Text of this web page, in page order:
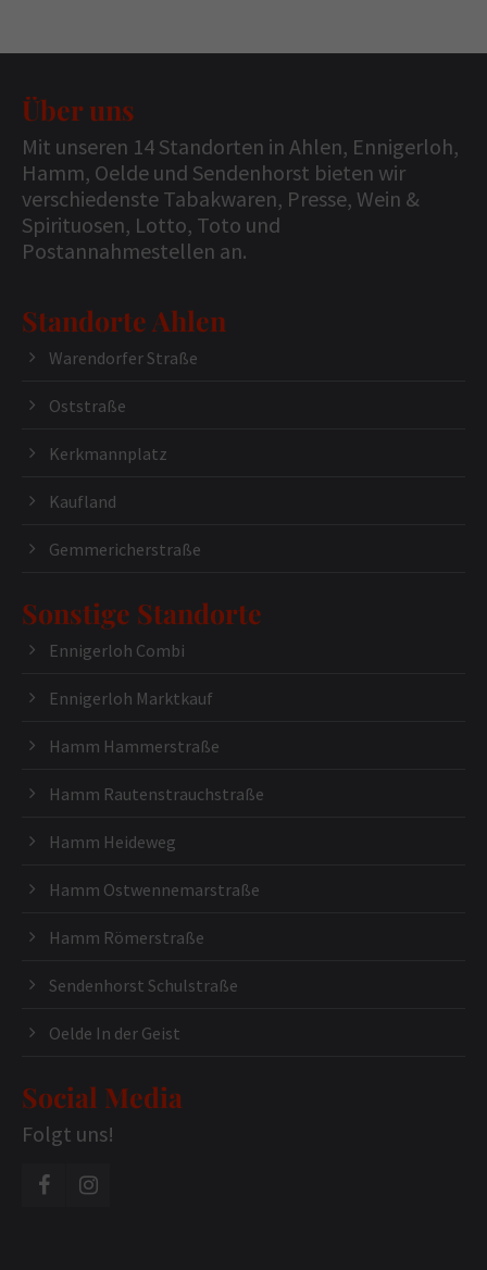
Über uns
Mit unseren 14 Standorten in Ahlen, Ennigerloh,
Hamm, Oelde und Sendenhorst bieten wir
verschiedenste Tabakwaren, Presse, Wein &
Spirituosen, Lotto, Toto und
Postannahmestellen an.
Standorte Ahlen
Warendorfer Straße
Oststraße
Kerkmannplatz
Kaufland
Gemmericherstraße
Sonstige Standorte
Ennigerloh Combi
Ennigerloh Marktkauf
Hamm Hammerstraße
Hamm Rautenstrauchstraße
Hamm Heideweg
Hamm Ostwennemarstraße
Hamm Römerstraße
Sendenhorst Schulstraße
Oelde In der Geist
Social Media
Folgt uns!